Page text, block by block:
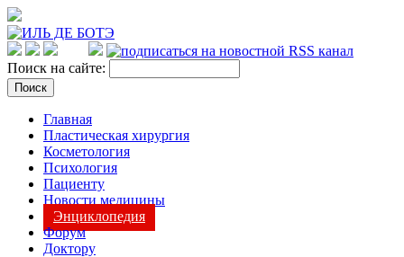
Поиск на сайте:
Главная
Пластическая хирургия
Косметология
Психология
Пациенту
Новости медицины
Энциклопедия
Форум
Доктору